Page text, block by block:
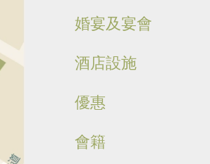
婚宴及宴會
酒店設施
優惠
會籍